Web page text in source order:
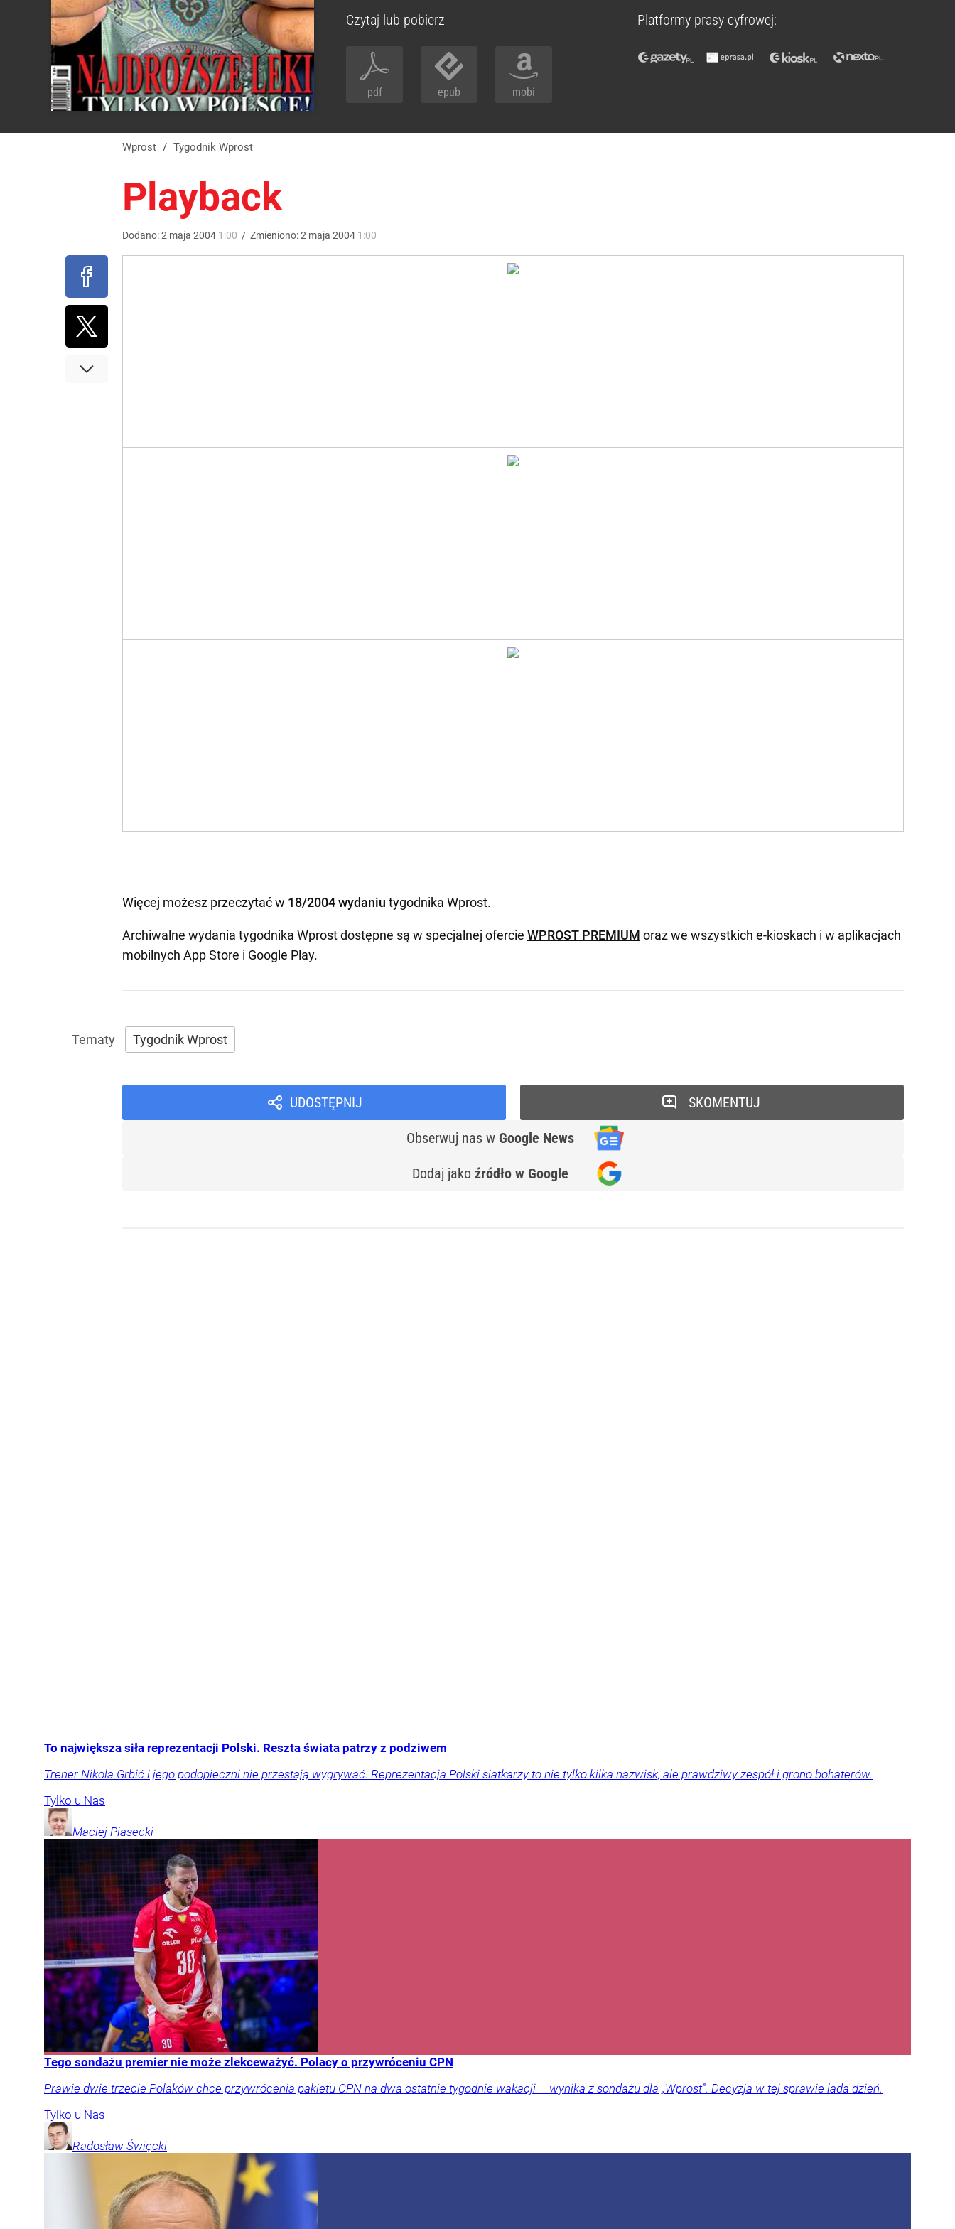
Czytaj lub pobierz
pdf epub mobi
Platformy prasy cyfrowej:
Wprost / Tygodnik Wprost
Playback
Dodano:2 maja 2004 1:00 / Zmieniono:2 maja 2004 1:00
Więcej możesz przeczytać w 18/2004 wydaniu tygodnika Wprost.
Archiwalne wydania tygodnika Wprost dostępne są w specjalnej ofercie WPROST PREMIUM oraz we wszystkich e-kioskach i w aplikacjach
mobilnych App Store i Google Play.
Tygodnik Wprost
UDOSTĘPNIJ
Obserwuj nas w Google News
Dodaj jako źródło w Google
SKOMENTUJ
To największa siła reprezentacji Polski. Reszta świata patrzy z podziwem
Trener Nikola Grbić i jego podopieczni nie przestają wygrywać. Reprezentacja Polski siatkarzy to nie tylko kilka nazwisk, ale prawdziwy zespół i grono bohaterów.
Tylko u Nas
Maciej Piasecki
Tego sondażu premier nie może zlekceważyć. Polacy o przywróceniu CPN
Prawie dwie trzecie Polaków chce przywrócenia pakietu CPN na dwa ostatnie tygodnie wakacji – wynika z sondażu dla „Wprost”. Decyzja w tej sprawie lada dzień.
Tylko u Nas
Radosław Święcki